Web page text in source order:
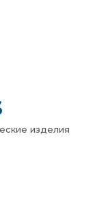
изделия